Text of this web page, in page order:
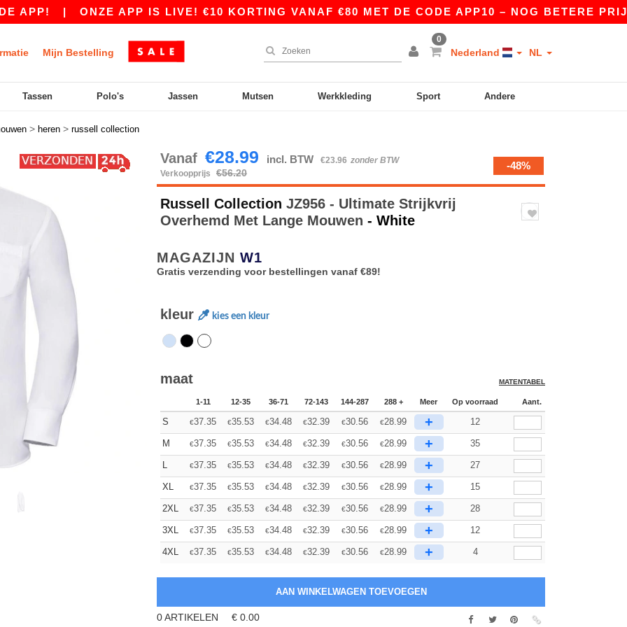
|ONZE APP IS LIVE! €10 KORTING VANAF €80 MET DE CODE APP10 – NOG BETERE PRIJZEN
Mijn Bestelling
0
Nederland NL
Tassen Polo's Jassen Mutsen Werkkleding Sport Andere
> heren > russell collection
Vanaf €28.99 incl. BTW €23.96 zonder BTW
Verkoopprijs
€56.20
-48%
Russell Collection JZ956 - Ultimate Strijkvrij
Overhemd Met Lange Mouwen - White
MAGAZIJN W1
Gratis verzending voor bestellingen vanaf €89!
kleur kies een kleur
maat MATENTABEL
1-11 12-35 36-71 72-143 144-287 288 + Meer Op voorraad Aant.
S €37.35 €35.53 €34.48 €32.39 €30.56 €28.99 + 12
M €37.35 €35.53 €34.48 €32.39 €30.56 €28.99 + 35
L €37.35 €35.53 €34.48 €32.39 €30.56 €28.99 + 27
XL €37.35 €35.53 €34.48 €32.39 €30.56 €28.99 + 15
2XL €37.35 €35.53 €34.48 €32.39 €30.56 €28.99 + 28
3XL €37.35 €35.53 €34.48 €32.39 €30.56 €28.99 + 12
4XL €37.35 €35.53 €34.48 €32.39 €30.56 €28.99 + 4
0ARTIKELEN € 0.00